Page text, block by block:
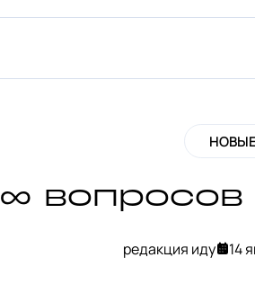
∞
редакция иду 14